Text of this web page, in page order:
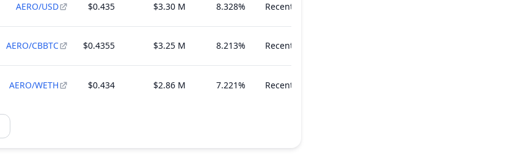
AERO/USD $0.435 $3.30 M 8.328% Recentemente
AERO/CBBTC $0.4355 $3.25 M 8.213% Recentemente
AERO/WETH $0.434 $2.86 M 7.221% Recentemente